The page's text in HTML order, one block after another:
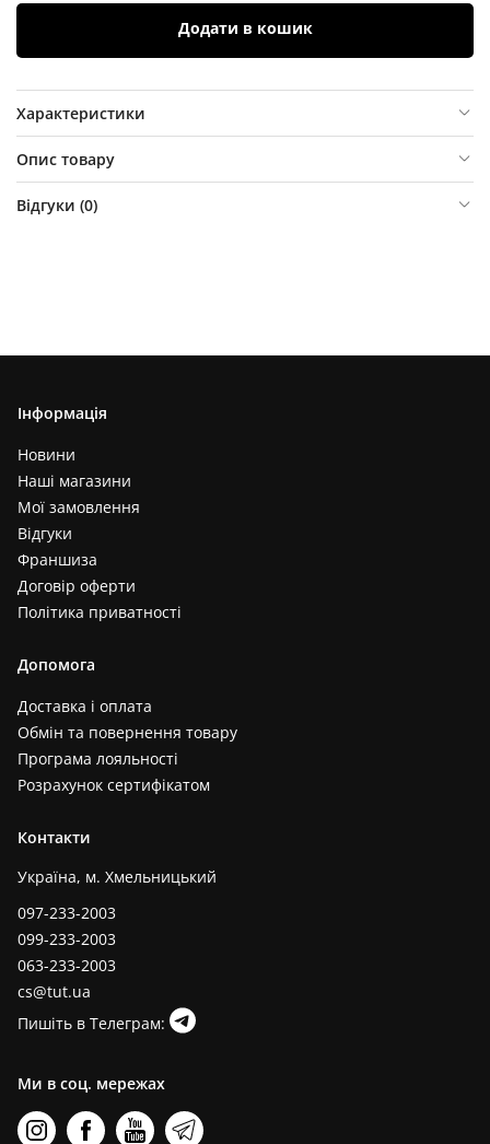
Додати в кошик
Характеристики
Опис товару
Відгуки (0)
Інформація
Новини
Наші магазини
Мої замовлення
Відгуки
Франшиза
Договір оферти
Політика приватності
Допомога
Доставка і оплата
Обмін та повернення товару
Програма лояльності
Розрахунок сертифікатом
Контакти
Україна, м. Хмельницький
097-233-2003
099-233-2003
063-233-2003
cs@tut.ua
Пишіть в Телеграм:
Ми в соц. мережах